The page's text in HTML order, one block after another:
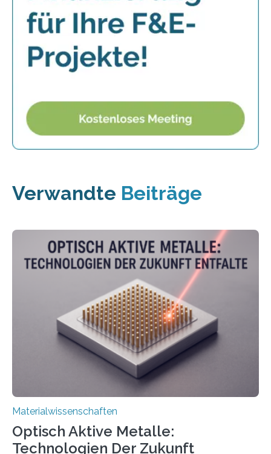
Verwandte Beiträge
Materialwissenschaften
Optisch Aktive Metalle:
Technologien Der Zukunft